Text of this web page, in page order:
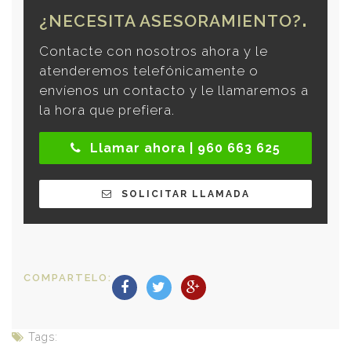
¿NECESITA ASESORAMIENTO?
Contacte con nosotros ahora y le
atenderemos telefónicamente o
envíenos un contacto y le llamaremos a
la hora que prefiera.
Llamar ahora | 960 663 625
SOLICITAR LLAMADA
COMPARTELO:
Tags: